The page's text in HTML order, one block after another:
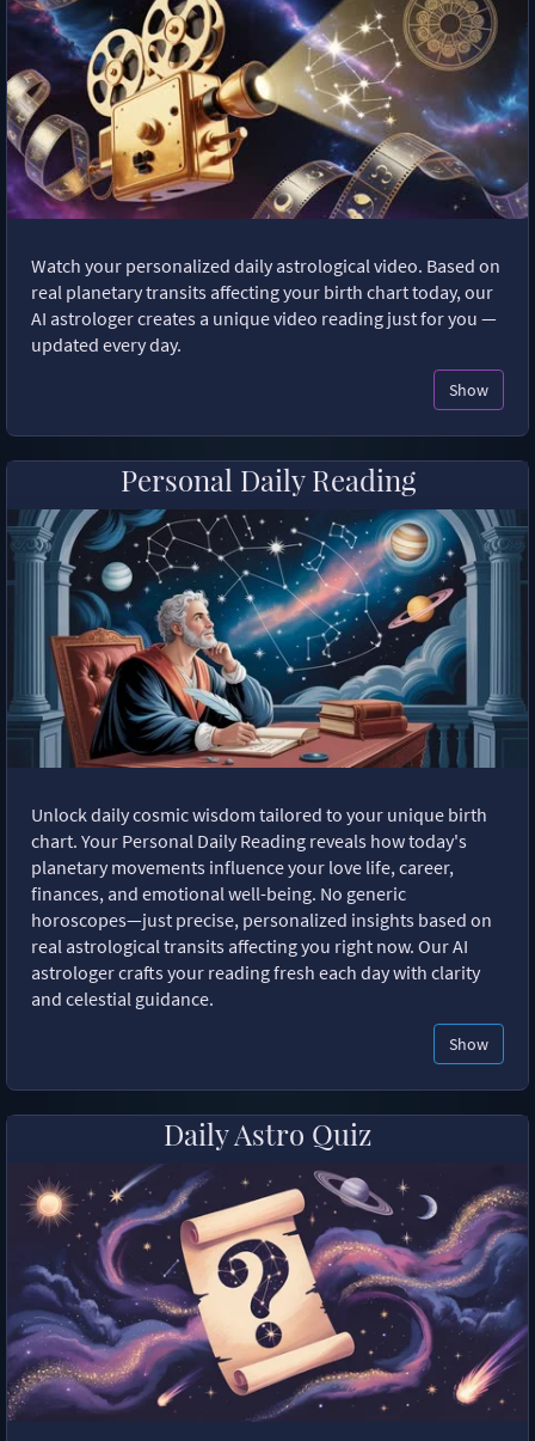
Watch your personalized daily astrological video. Based on
real planetary transits affecting your birth chart today, our
AI astrologer creates a unique video reading just for you —
updated every day.
Show
Personal Daily Reading
Unlock daily cosmic wisdom tailored to your unique birth
chart. Your Personal Daily Reading reveals how today's
planetary movements influence your love life, career,
finances, and emotional well-being. No generic
horoscopes—just precise, personalized insights based on
real astrological transits affecting you right now. Our AI
astrologer crafts your reading fresh each day with clarity
and celestial guidance.
Show
Daily Astro Quiz